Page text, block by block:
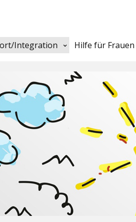
Integration Hilfe für Frauen